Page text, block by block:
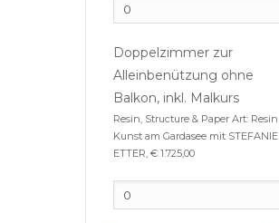
Doppelzimmer zur
Alleinbenützung ohne
Balkon, inkl. Malkurs
Resin, Structure & Paper Art: Resin
Kunst am Gardasee mit STEFANIE
ETTER, € 1.725,00